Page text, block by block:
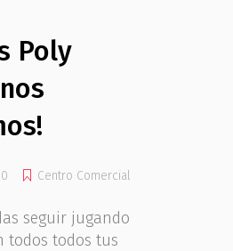
Poly
0 Centro Comercial
seguir jugando
todos todos tus